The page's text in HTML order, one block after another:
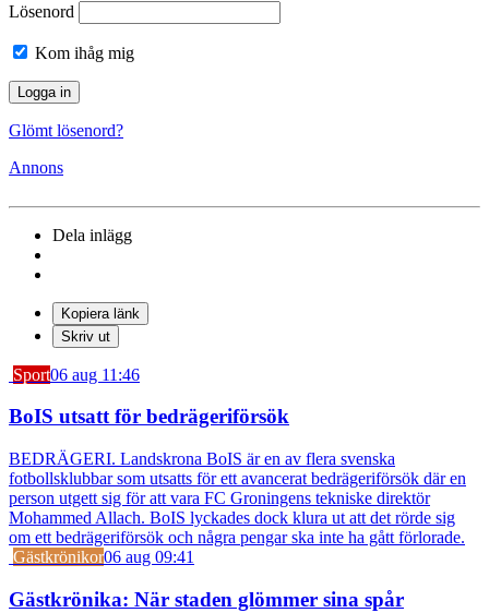
Lösenord
Kom ihåg mig
Glömt lösenord?
Annons
Dela inlägg
Kopiera länk
Skriv ut
Sport06 aug 11:46
BoIS utsatt för bedrägeriförsök
BEDRÄGERI. Landskrona BoIS är en av flera svenska
fotbollsklubbar som utsatts för ett avancerat bedrägeriförsök där en
person utgett sig för att vara FC Groningens tekniske direktör
Mohammed Allach. BoIS lyckades dock klura ut att det rörde sig
om ett bedrägeriförsök och några pengar ska inte ha gått förlorade.
Gästkrönikor06 aug 09:41
Gästkrönika: När staden glömmer sina spår